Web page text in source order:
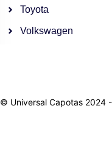
Toyota
Volkswagen
© Universal Capotas 2024